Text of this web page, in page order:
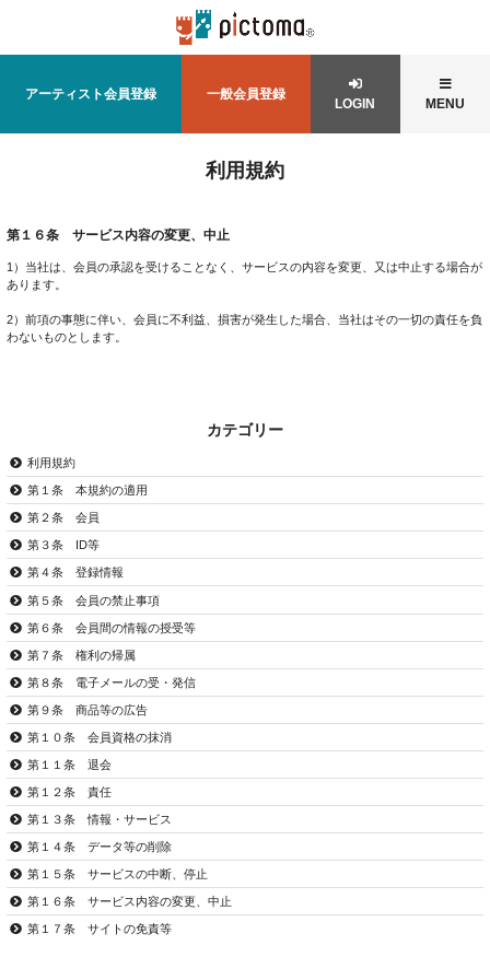
アーティスト会員登録 一般会員登録
LOGIN MENU
利用規約
第１６条 サービス内容の変更、中止
1）当社は、会員の承認を受けることなく、サービスの内容を変更、又は中止する場合が
あります。
2）前項の事態に伴い、会員に不利益、損害が発生した場合、当社はその一切の責任を負
わないものとします。
カテゴリー
利用規約
第１条 本規約の適用
第２条 会員
第３条 ID等
第４条 登録情報
第５条 会員の禁止事項
第６条 会員間の情報の授受等
第７条 権利の帰属
第８条 電子メールの受・発信
第９条 商品等の広告
第１０条 会員資格の抹消
第１１条 退会
第１２条 責任
第１３条 情報・サービス
第１４条 データ等の削除
第１５条 サービスの中断、停止
第１６条 サービス内容の変更、中止
第１７条 サイトの免責等